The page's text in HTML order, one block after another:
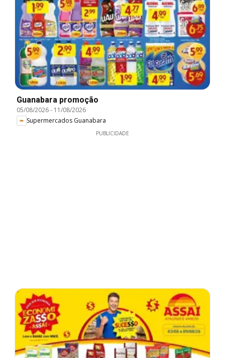
Guanabara promoção
05/08/2026- 11/08/2026
Supermercados Guanabara
PUBLICIDADE